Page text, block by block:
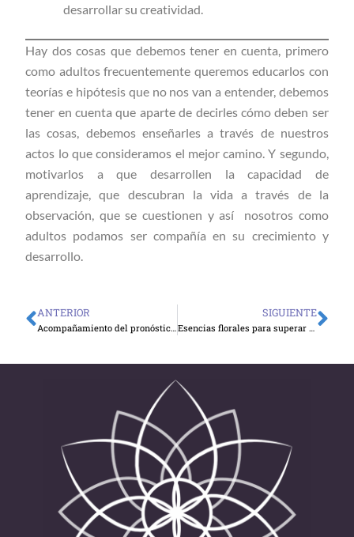
desarrollar su creatividad.
Hay dos cosas que debemos tener en cuenta, primero
como adultos frecuentemente queremos educarlos con
teorías e hipótesis que no nos van a entender, debemos
tener en cuenta que aparte de decirles cómo deben ser
las cosas, debemos enseñarles a través de nuestros
actos lo que consideramos el mejor camino. Y segundo,
motivarlos a que desarrollen la capacidad de
aprendizaje, que descubran la vida a través de la
observación, que se cuestionen y así nosotros como
adultos podamos ser compañía en su crecimiento y
desarrollo.
Ant
ANTERIOR
Acompañamiento del pronóstico del Cáncer
SIGUIENTE
Esencias florales para superar el despecho